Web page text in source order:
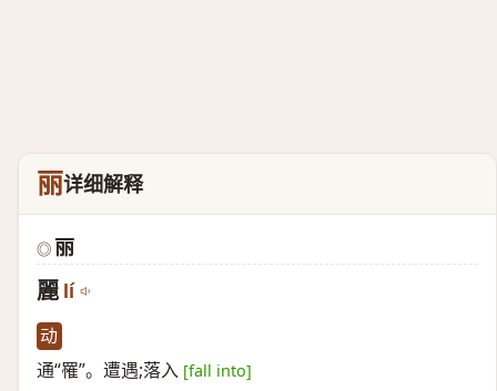
丽详细解释
◎ 丽
麗 lí
动
通“罹”。遭遇;落入 [fall into]